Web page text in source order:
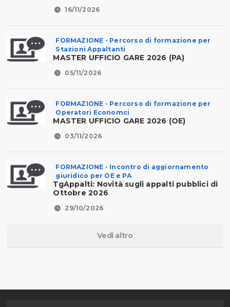
16/11/2026
FORMAZIONE - Percorso di formazione per
Stazioni Appaltanti
MASTER UFFICIO GARE 2026 (PA)
05/11/2026
FORMAZIONE - Percorso di formazione per
Operatori Economci
MASTER UFFICIO GARE 2026 (OE)
03/11/2026
FORMAZIONE - Incontro di aggiornamento
giuridico per OE e PA
TgAppalti: Novità sugli appalti pubblici di
Ottobre 2026
29/10/2026
Vedi altro